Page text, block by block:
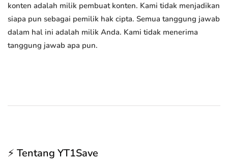
konten adalah milik pembuat konten. Kami tidak menjadikan
siapa pun sebagai pemilik hak cipta. Semua tanggung jawab
dalam hal ini adalah milik Anda. Kami tidak menerima
tanggung jawab apa pun.
⚡ Tentang YT1Save